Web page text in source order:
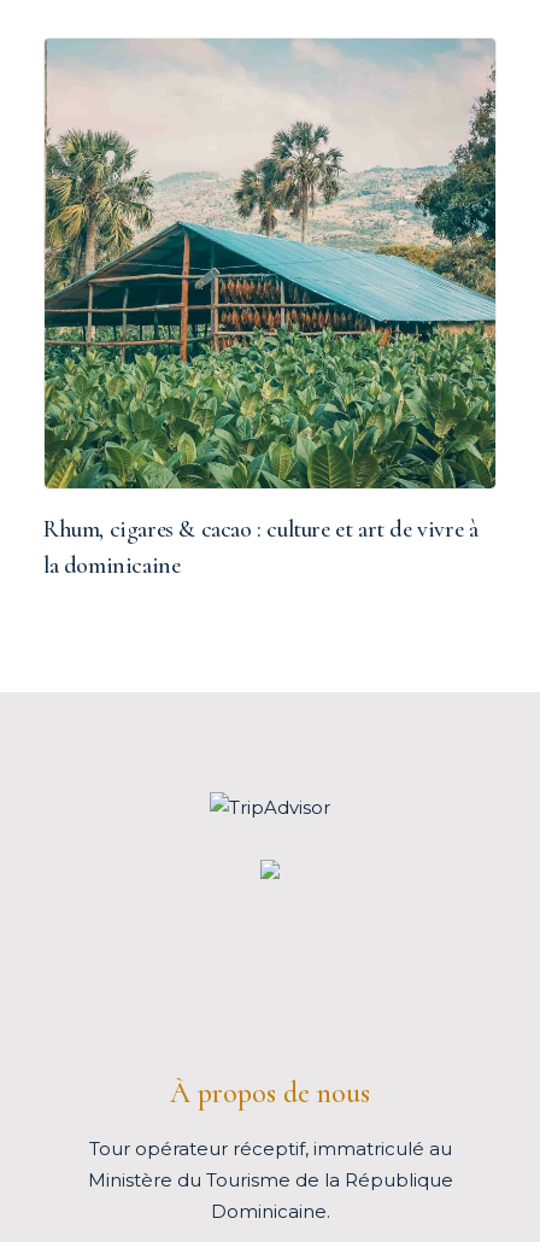
Rhum, cigares & cacao : culture et art de vivre à
la dominicaine
À propos de nous
Tour opérateur réceptif, immatriculé au
Ministère du Tourisme de la République
Dominicaine.